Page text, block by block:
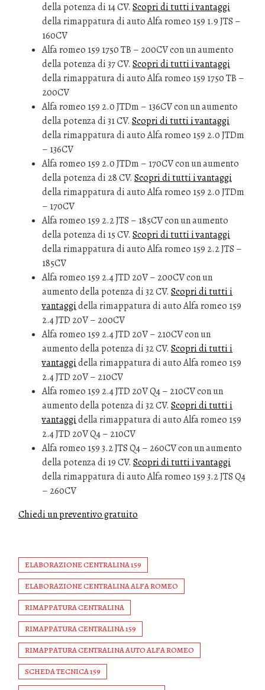
della potenza di 14 CV. Scopri di tutti i vantaggi
della rimappatura di auto Alfa romeo 159 1.9 JTS –
160CV
Alfa romeo 159 1750 TB – 200CV con un aumento
della potenza di 37 CV. Scopri di tutti i vantaggi
della rimappatura di auto Alfa romeo 159 1750 TB –
200CV
Alfa romeo 159 2.0 JTDm – 136CV con un aumento
della potenza di 31 CV. Scopri di tutti i vantaggi
della rimappatura di auto Alfa romeo 159 2.0 JTDm
– 136CV
Alfa romeo 159 2.0 JTDm – 170CV con un aumento
della potenza di 28 CV. Scopri di tutti i vantaggi
della rimappatura di auto Alfa romeo 159 2.0 JTDm
– 170CV
Alfa romeo 159 2.2 JTS – 185CV con un aumento
della potenza di 15 CV. Scopri di tutti i vantaggi
della rimappatura di auto Alfa romeo 159 2.2 JTS –
185CV
Alfa romeo 159 2.4 JTD 20V – 200CV con un
aumento della potenza di 32 CV. Scopri di tutti i
vantaggidella rimappatura di auto Alfa romeo 159
2.4 JTD 20V – 200CV
Alfa romeo 159 2.4 JTD 20V – 210CV con un
aumento della potenza di 32 CV. Scopri di tutti i
vantaggidella rimappatura di auto Alfa romeo 159
2.4 JTD 20V – 210CV
Alfa romeo 159 2.4 JTD 20V Q4 – 210CV con un
aumento della potenza di 32 CV. Scopri di tutti i
vantaggidella rimappatura di auto Alfa romeo 159
2.4 JTD 20V Q4 – 210CV
Alfa romeo 159 3.2 JTS Q4 – 260CV con un aumento
della potenza di 19 CV. Scopri di tutti i vantaggi
della rimappatura di auto Alfa romeo 159 3.2 JTS Q4
– 260CV
Chiedi un preventivo gratuito
ELABORAZIONE CENTRALINA 159
ELABORAZIONE CENTRALINA ALFA ROMEO
RIMAPPATURA CENTRALINA
RIMAPPATURA CENTRALINA 159
RIMAPPATURA CENTRALINA AUTO ALFA ROMEO
SCHEDA TECNICA 159